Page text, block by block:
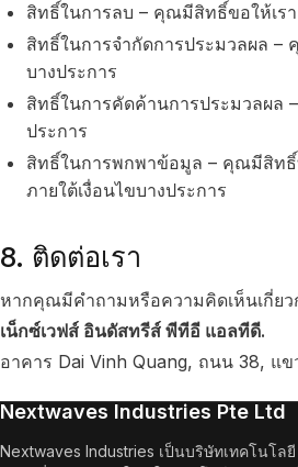
สิทธิ์ในการลบ – คุณมีสิทธิ์ขอให้เร
สิทธิ์ในการจำกัดการประมวลผล
บางประการ
สิทธิ์ในการคัดค้านการประมวลผล
ประการ
สิทธิ์ในการพกพาข้อมูล – คุณมีสิทธิ์
ภายใต้เงื่อนไขบางประการ
8. ติดต่อเรา
หากคุณมีคำถามหรือความคิดเห็นเกี่ยว
เน็กซ์เวฟส์ อินดัสทรีส์ พีทีอี แอลทีดี.
อาคาร Dai Vinh Quang, ถนน 38, แ
Nextwaves Industries Pte Ltd
Nextwaves Industries เป็นบริษัทเทคโนโลยี